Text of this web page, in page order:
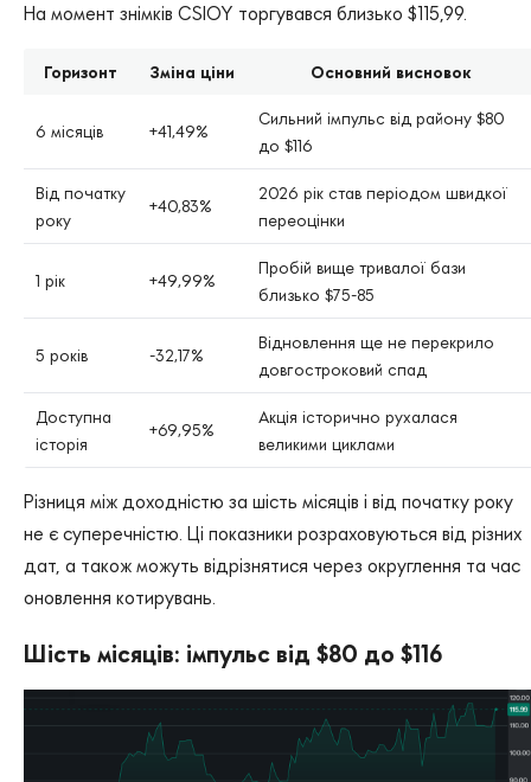
На момент знімків CSIOY торгувався близько $115,99.
Горизонт Зміна ціни Основний висновок
6 місяців +41,49%
Сильний імпульс від району $80
до $116
Від початку
року
+40,83%
2026 рік став періодом швидкої
переоцінки
1 рік +49,99%
Пробій вище тривалої бази
близько $75-85
5 років -32,17%
Відновлення ще не перекрило
довгостроковий спад
Доступна
історія
+69,95%
Акція історично рухалася
великими циклами
Різниця між доходністю за шість місяців і від початку року
не є суперечністю. Ці показники розраховуються від різних
дат, а також можуть відрізнятися через округлення та час
оновлення котирувань.
Шість місяців: імпульс від $80 до $116